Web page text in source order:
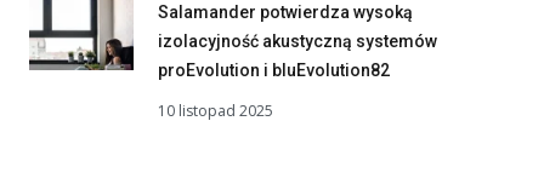
Salamander potwierdza wysoką
izolacyjność akustyczną systemów
proEvolution i bluEvolution82
10 listopad 2025